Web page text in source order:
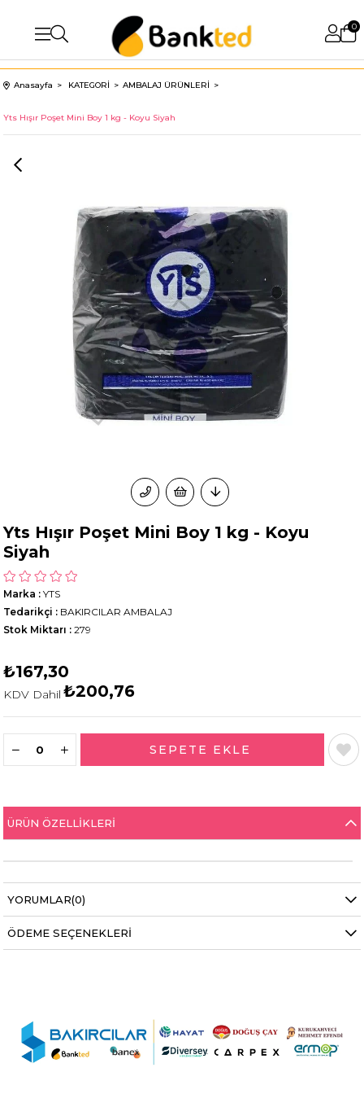
0
Anasayfa KATEGORİ AMBALAJ ÜRÜNLERİ
Yts Hışır Poşet Mini Boy 1 kg - Koyu Siyah
Yts Hışır Poşet Mini Boy 1 kg - Koyu
Siyah
Marka : YTS
Tedarikçi : BAKIRCILAR AMBALAJ
Stok Miktarı : 279
₺167,30
KDV Dahil ₺200,76
ÜRÜN ÖZELLIKLERI
YORUMLAR(0)
ÖDEME SEÇENEKLERI